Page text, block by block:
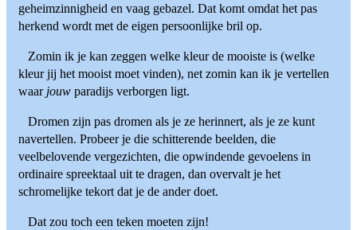
geheimzinnigheid en vaag gebazel. Dat komt omdat het pas
herkend wordt met de eigen persoonlijke bril op.
Zomin ik je kan zeggen welke kleur de mooiste is (welke
kleur jij het mooist moet vinden), net zomin kan ik je vertellen
waarjouw paradijs verborgen ligt.
Dromen zijn pas dromen als je ze herinnert, als je ze kunt
navertellen. Probeer je die schitterende beelden, die
veelbelovende vergezichten, die opwindende gevoelens in
ordinaire spreektaal uit te dragen, dan overvalt je het
schromelijke tekort dat je de ander doet.
Dat zou toch een teken moeten zijn!